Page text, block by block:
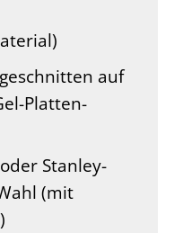
auf
Platten-
Stanley-
(mit